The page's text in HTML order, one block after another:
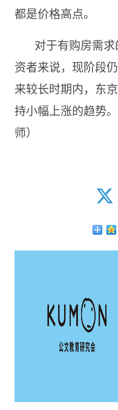
都是价格高点。
对于有购房需
资者来说，现阶段
来较长时期内，东
持小幅上涨的趋势
师）